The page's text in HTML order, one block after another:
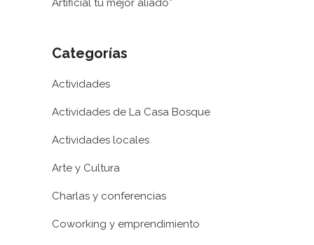
Artificial tu mejor aliado”
Categorías
Actividades
Actividades de La Casa Bosque
Actividades locales
Arte y Cultura
Charlas y conferencias
Coworking y emprendimiento